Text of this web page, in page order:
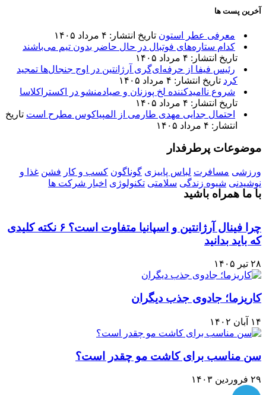
آخرین پست ها
معرفی عطر استون تاریخ انتشار: ۴ مرداد ۱۴۰۵
کدام ستاره‌های فوتبال در حال حاضر بدون تیم می‌باشند
تاریخ انتشار: ۴ مرداد ۱۴۰۵
رئیس فیفا از حرفه‌ای‌گری آرژانتین در اوج جنجال‌ها تمجید
کرد تاریخ انتشار: ۴ مرداد ۱۴۰۵
شروع ناامیدکننده لخ پوزنان و صیادمنشو در اکستراکلاسا
تاریخ انتشار: ۴ مرداد ۱۴۰۵
احتمال جدایی مهدی طارمی از المپیاکوس مطرح است تاریخ
انتشار: ۴ مرداد ۱۴۰۵
موضوعات پرطرفدار
ورزشی مسافرت لباس پاییزی گوناگون کسب و کار فشن غذا و
نوشیدنی شیوه زندگی سلامتی تکنولوژی اخبار شرکت ها
با ما همراه باشید
چرا فینال آرژانتین و اسپانیا متفاوت است؟ ۶ نکته کلیدی
که باید بدانید
۲۸ تیر ۱۴۰۵
کاریزما؛ جادوی جذب دیگران
۱۴ آبان ۱۴۰۲
سن مناسب برای کاشت مو چقدر است؟
۲۹ فروردین ۱۴۰۳